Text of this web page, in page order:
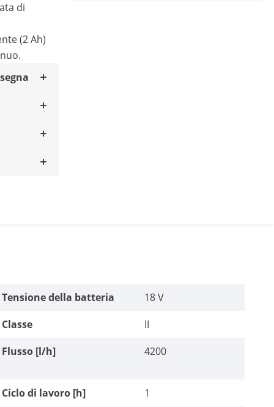
di
(2 Ah)
Tensione della batteria
18 V
Classe
II
Flusso [l/h]
4200
Ciclo di lavoro [h]
1